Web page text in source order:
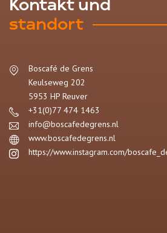
Kontakt und
standort
Boscafé de Grens
Keulseweg 202
5953 HP Reuver
+31(0)77 474 1463
info@boscafedegrens.nl
www.boscafedegrens.nl
https://www.instagram.com/